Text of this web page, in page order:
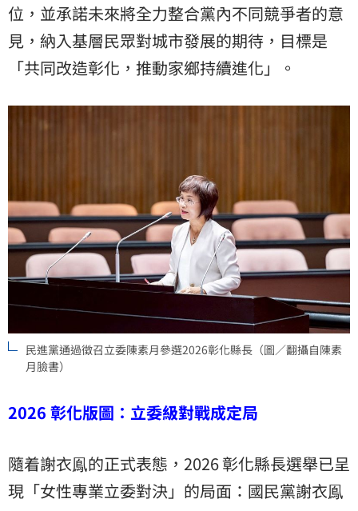
位，並承諾未來將全力整合黨內不同競爭者的意
見，納入基層民眾對城市發展的期待，目標是
「共同改造彰化，推動家鄉持續進化」。
民進黨通過徵召立委陳素月參選2026彰化縣長（圖／翻攝自陳素
月臉書）
2026 彰化版圖：立委級對戰成定局
隨着謝衣鳯的正式表態，2026 彰化縣長選舉已呈
現「女性專業立委對決」的局面：國民黨謝衣鳯